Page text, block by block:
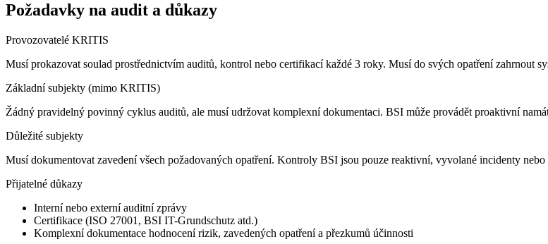
Požadavky na audit a důkazy
Provozovatelé KRITIS
Musí prokazovat soulad prostřednictvím auditů, kontrol nebo certifikací každé 3 roky. Musí do svých opatření zahrnout
Základní subjekty (mimo KRITIS)
Žádný pravidelný povinný cyklus auditů, ale musí udržovat komplexní dokumentaci. BSI může provádět proaktivní
Důležité subjekty
Musí dokumentovat zavedení všech požadovaných opatření. Kontroly BSI jsou pouze reaktivní, vyvolané incidenty
Přijatelné důkazy
Interní nebo externí auditní zprávy
Certifikace (ISO 27001, BSI IT-Grundschutz atd.)
Komplexní dokumentace hodnocení rizik, zavedených opatření a přezkumů účinnosti